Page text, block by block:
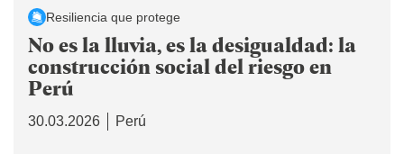
Resiliencia que protege
No es la lluvia, es la desigualdad: la
construcción social del riesgo en
Perú
30.03.2026 Perú